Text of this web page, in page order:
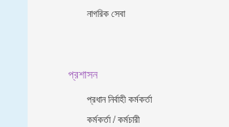
নাগরিক সেবা
প্রশাসন
প্রধান নির্বাহী কর্মকর্তা
কর্মকর্তা / কর্মচারী